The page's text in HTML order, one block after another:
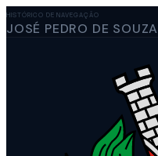
HISTÓRICO DE NAVEGAÇÃO
JOSÉ PEDRO DE SOUZA